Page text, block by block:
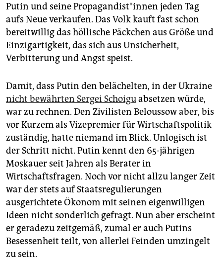
Putin und seine Pro­pa­gan­dis­t*in­nen jeden Tag
aufs Neue verkaufen. Das Volk kauft fast schon
bereitwillig das höllische Päckchen aus Größe und
Einzigartigkeit, das sich aus Unsicherheit,
Verbitterung und Angst speist.
Damit, dass Putin den belächelten, in der Ukraine
nicht bewährten Sergei Schoiguabsetzen würde,
war zu rechnen. Den Zivilisten Beloussow aber, bis
vor Kurzem als Vizepremier für Wirtschaftspolitik
zuständig, hatte niemand im Blick. Unlogisch ist
der Schritt nicht. Putin kennt den 65-jährigen
Moskauer seit Jahren als Berater in
Wirtschaftsfragen. Noch vor nicht allzu langer Zeit
war der stets auf Staatsregulierungen
ausgerichtete Ökonom mit seinen eigenwilligen
Ideen nicht sonderlich gefragt. Nun aber erscheint
er geradezu zeitgemäß, zumal er auch Putins
Besessenheit teilt, von allerlei Feinden umzingelt
zu sein.